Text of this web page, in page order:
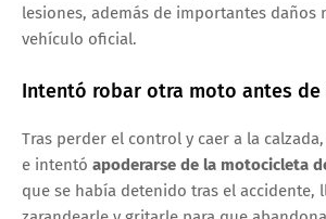
lesiones, además de importantes daños
vehículo oficial.
Intentó robar otra moto antes de
Tras perder el control y caer a la
e intentó apoderarse de la motocicleta
que se había detenido tras el accidente,